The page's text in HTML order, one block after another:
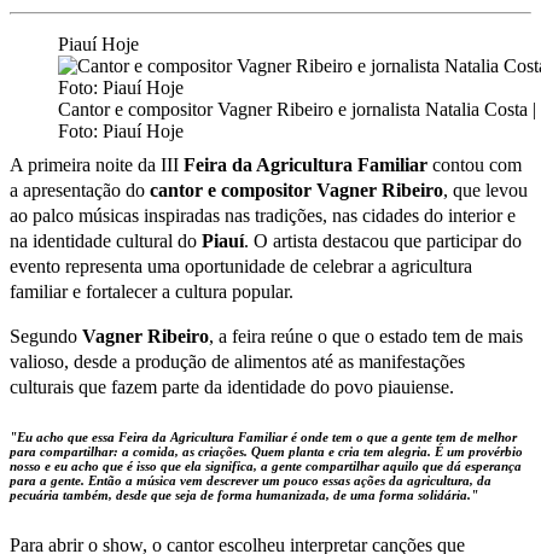
Piauí Hoje
Cantor e compositor Vagner Ribeiro e jornalista Natalia Costa |
Foto: Piauí Hoje
A primeira noite da III Feira da Agricultura Familiar contou com
a apresentação do cantor e compositor Vagner Ribeiro, que levou
ao palco músicas inspiradas nas tradições, nas cidades do interior e
na identidade cultural do Piauí. O artista destacou que participar do
evento representa uma oportunidade de celebrar a agricultura
familiar e fortalecer a cultura popular.
Segundo Vagner Ribeiro, a feira reúne o que o estado tem de mais
valioso, desde a produção de alimentos até as manifestações
culturais que fazem parte da identidade do povo piauiense.
"Eu acho que essa Feira da Agricultura Familiar é onde tem o que a gente tem de melhor
para compartilhar: a comida, as criações. Quem planta e cria tem alegria. É um provérbio
nosso e eu acho que é isso que ela significa, a gente compartilhar aquilo que dá esperança
para a gente. Então a música vem descrever um pouco essas ações da agricultura, da
pecuária também, desde que seja de forma humanizada, de uma forma solidária."
Para abrir o show, o cantor escolheu interpretar canções que